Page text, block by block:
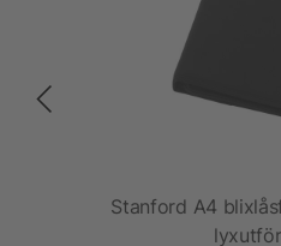
Stanford A4